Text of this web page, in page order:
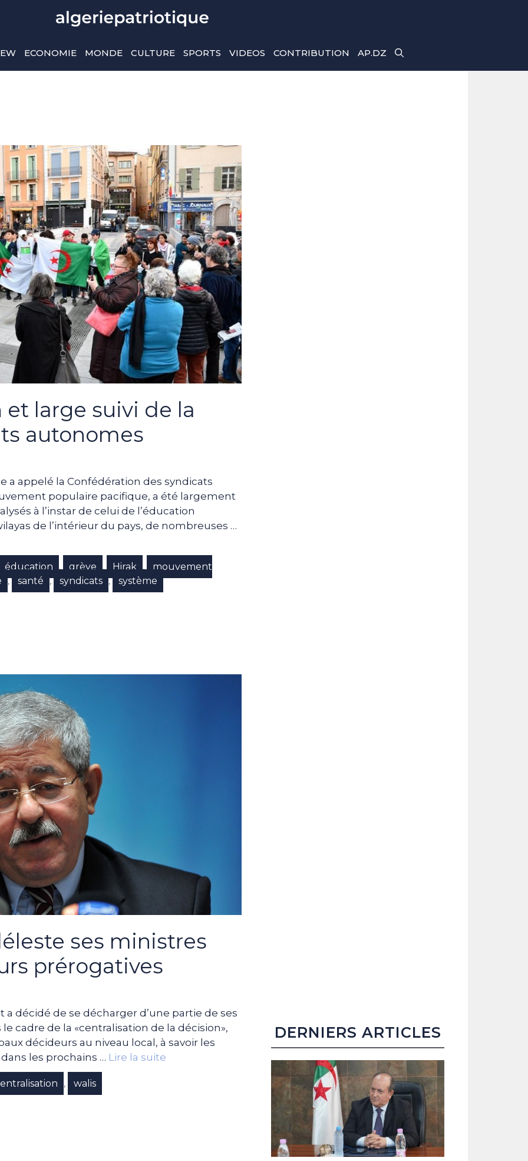
ECONOMIE MONDE CULTURE SPORTS VIDEOS CONTRIBUTION AP.DZ
large suivi de la
autonomes
a appelé la Confédération des syndicats
populaire pacifique, a été largement
à l’instar de celui de l’éducation
de l’intérieur du pays, de nombreuses …
éducation , grève , Hirak ,
mouvement
, santé , syndicats , système
ses ministres
prérogatives
décidé de se décharger d’une partie de ses
cadre de la «centralisation de la décision»,
décideurs au niveau local, à savoir les
les prochains … Lire la suite
, walis
DERNIERS ARTICLES